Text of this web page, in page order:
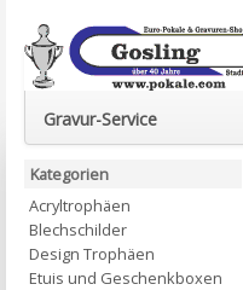
Euro-Pokale & Gravur-
Gravur-Service
Kategorien
Acryltrophäen
Blechschilder
Design Trophäen
Etuis und Geschenkboxen